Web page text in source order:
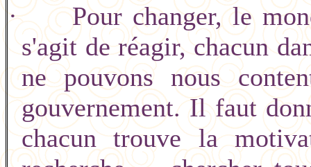
·
Pour changer, le
s'agit de réagir, chacun
ne pouvons nous
gouvernement. Il faut
chacun trouve la